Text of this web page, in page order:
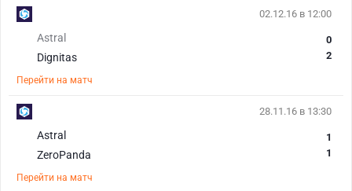
02.12.16 в 12:00
Astral
Dignitas
0
2
Перейти на матч
28.11.16 в 13:30
Astral
ZeroPanda
1
1
Перейти на матч